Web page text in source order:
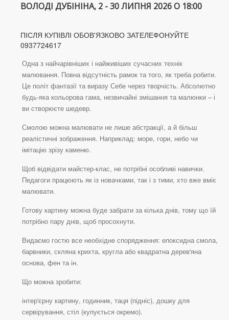
ВОЛОДІ ДУБІНІНА, 2 - 30 ЛИПНЯ 2026 О 18:00
ПІСЛЯ КУПІВЛІ ОБОВ'ЯЗКОВО ЗАТЕЛЕФОНУЙТЕ
0937724617
Одна з найчарівніших і найживіших сучасних технік
малювання. Повна відсутність рамок та того, як треба робити.
Це політ фантазії та виразу Себе через творчість. Абсолютно
будь-яка кольорова гама, незвичайні змішання та малюнки – і
ви створюєте шедевр.
Смолою можна малювати не лише абстракції, а й більш
реалістичні зображення. Наприклад: море, гори, небо чи
імітацію зрізу каменю.
Щоб відвідати майстер-клас, не потрібні особливі навички.
Педагоги працюють як із новачками, так і з тими, хто вже вміє
малювати.
Готову картину можна буде забрати за кілька днів, тому що їй
потрібно пару днів, щоб просохнути.
Видаємо гостю все необхідне спорядження: епоксидна смола,
барвники, скляна крихта, кругла або квадратна дерев'яна
основа, фен та ін.
Що можна зробити:
інтер'єрну картину, годинник, таця (підніс), дошку для
сервірування, стіл (купується окремо).